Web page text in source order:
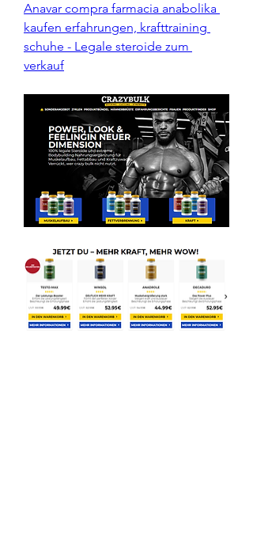
Anavar compra farmacia anabolika
kaufen erfahrungen, krafttraining
schuhe - Legale steroide zum
verkauf